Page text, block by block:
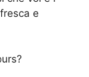
e